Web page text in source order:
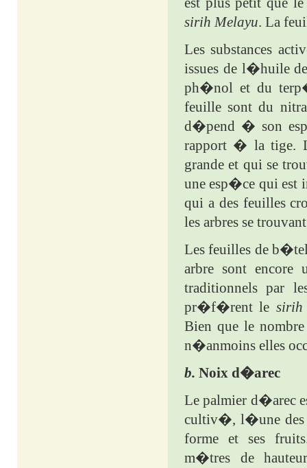
sirih Melayu. La
Les substances
issues de l�huile
ph�nol et du
feuille sont du
d�pend � son
rapport � la tige.
grande et qui se
une esp�ce qui
qui a des feuilles
les arbres se
Les feuilles de
arbre sont encore
traditionnels par
pr�f�rent le sirih
Bien que le
n�anmoins elles
b. Noix d�arec
Le palmier d�arec
cultiv�, l�une des
forme et ses
m�tres de